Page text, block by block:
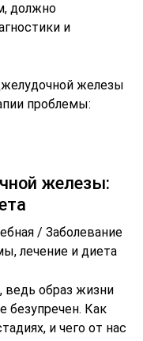
должно
и
железы
проблемы:
железы:
/ Заболевание
лечение и диета
ведь образ жизни
безупречен. Как
и чего от нас